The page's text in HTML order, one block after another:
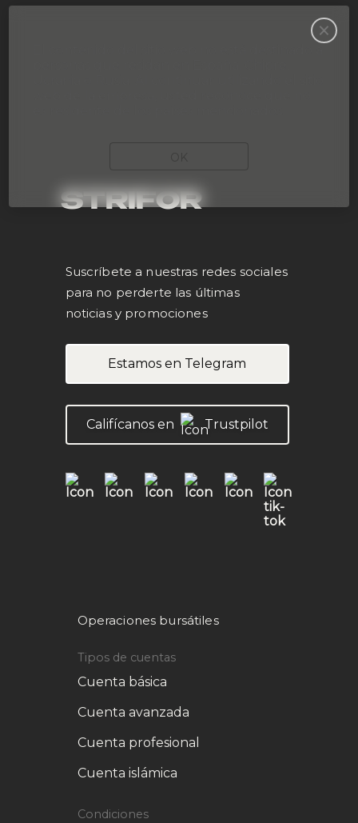
STRIFOR
Suscríbete a nuestras redes sociales
para no perderte las últimas
noticias y promociones
Estamos en Telegram
Califícanos en Trustpilot
Operaciones bursátiles
Tipos de cuentas
Cuenta básica
Cuenta avanzada
Cuenta profesional
Cuenta islámica
Condiciones